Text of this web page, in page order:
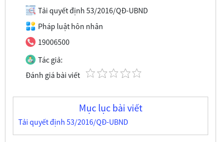
Tải quyết định 53/2016/QĐ-UBND
Pháp luật hôn nhân
19006500
Tác giả:
Đánh giá bài viết
Mục lục bài viết
Tải quyết định 53/2016/QĐ-UBND